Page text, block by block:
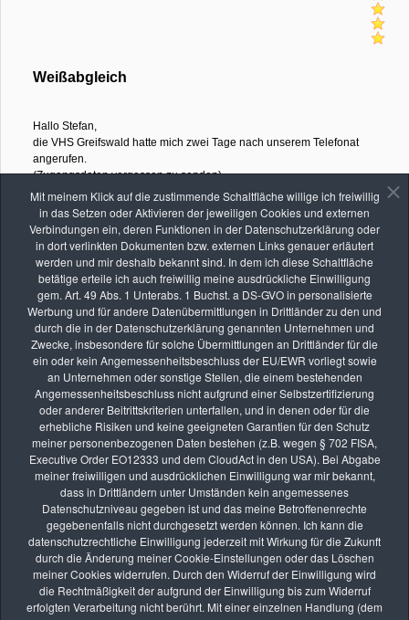
Mit meinem Klick auf die zustimmende Schaltfläche willige ich freiwillig
in das Setzen oder Aktivieren der jeweiligen Cookies und externen
Verbindungen ein, deren Funktionen in der Datenschutzerklärung oder
in dort verlinkten Dokumenten bzw. externen Links genauer erläutert
werden und mir deshalb bekannt sind. In dem ich diese Schaltfläche
betätige erteile ich auch freiwillig meine ausdrückliche Einwilligung
gem. Art. 49 Abs. 1 Unterabs. 1 Buchst. a DS-GVO in personalisierte
Werbung und für andere Datenübermittlungen in Drittländer zu den und
durch die in der Datenschutzerklärung genannten Unternehmen und
Zwecke, insbesondere für solche Übermittlungen an Drittländer für die
ein oder kein Angemessenheitsbeschluss der EU/EWR vorliegt sowie
an Unternehmen oder sonstige Stellen, die einem bestehenden
Angemessenheitsbeschluss nicht aufgrund einer Selbstzertifizierung
oder anderer Beitrittskriterien unterfallen, und in denen oder für die
erhebliche Risiken und keine geeigneten Garantien für den Schutz
meiner personenbezogenen Daten bestehen (z.B. wegen § 702 FISA,
Executive Order EO12333 und dem CloudAct in den USA). Bei Abgabe
meiner freiwilligen und ausdrücklichen Einwilligung war mir bekannt,
dass in Drittländern unter Umständen kein angemessenes
Datenschutzniveau gegeben ist und das meine Betroffenenrechte
gegebenenfalls nicht durchgesetzt werden können. Ich kann die
datenschutzrechtliche Einwilligung jederzeit mit Wirkung für die Zukunft
durch die Änderung meiner Cookie-Einstellungen oder das Löschen
meiner Cookies widerrufen. Durch den Widerruf der Einwilligung wird
die Rechtmäßigkeit der aufgrund der Einwilligung bis zum Widerruf
erfolgten Verarbeitung nicht berührt. Mit einer einzelnen Handlung (dem
Weißabgleich
Hallo Stefan,
die VHS Greifswald hatte mich zwei Tage nach unserem Telefonat
angerufen.
(Zugangsdaten vergessen zu senden)
Vielen Dank für deine Mühe. Hat alles geklappt.
VG Mathias
40 Einträge im Gästebuch
1 2 3 4
Die nächsten Seminare
AUG.
08
Fotoexkursion: „Insektenschutz ist Umweltschutz“ –
Insektenfotografie im Mallertshofer Holz
vhs Kurse
AUG.
26